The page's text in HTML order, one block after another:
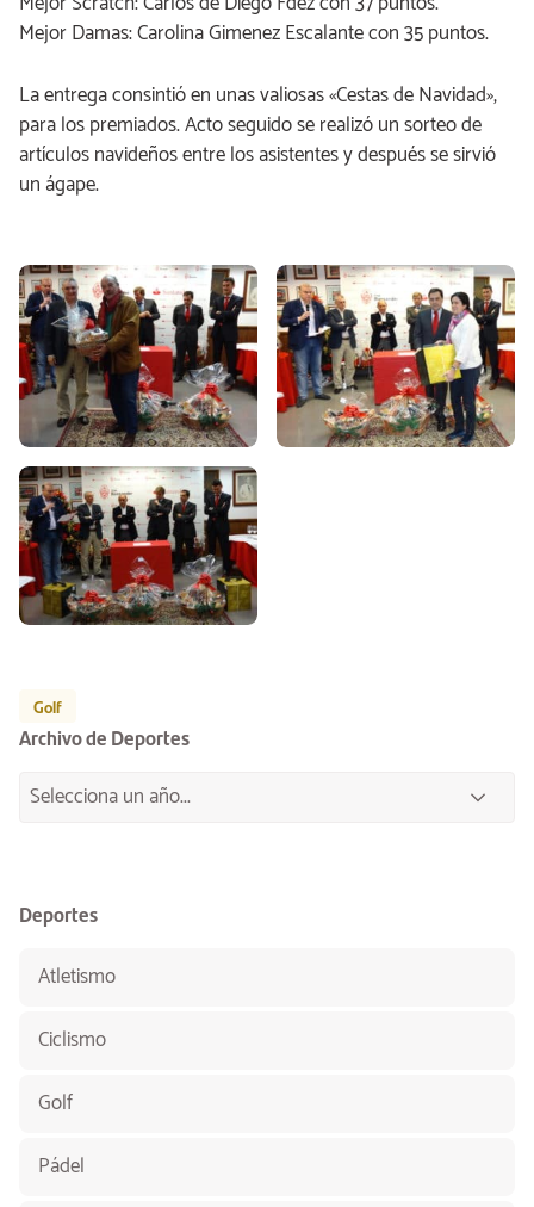
Mejor Damas: Carolina Gimenez Escalante con 35 puntos.
La entrega consintió en unas valiosas «Cestas de Navidad»,
para los premiados. Acto seguido se realizó un sorteo de
artículos navideños entre los asistentes y después se sirvió
un ágape.
Golf
Archivo de Deportes
Deportes
Atletismo
Ciclismo
Golf
Pádel